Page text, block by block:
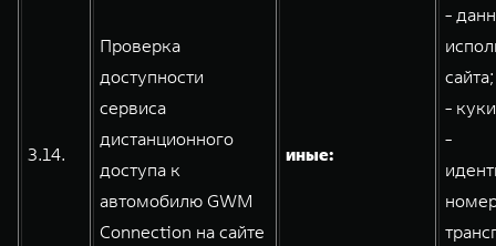
3.14.
Проверка
доступности
сервиса
дистанционного
доступа к
автомобилю GWM
Connection на сайте
иные:
-
сайта;
-
-